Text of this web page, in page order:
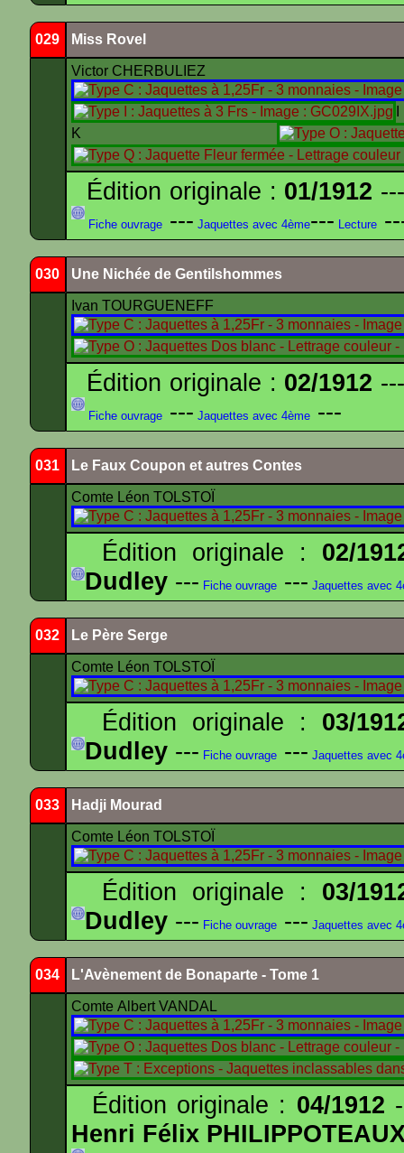
029 Miss Rovel
Victor CHERBULIEZ
K
Édition originale : 01/1912
Fiche ouvrage --- Jaquettes avec 4ème--- Lecture
030 Une Nichée de Gentilshommes
Ivan TOURGUENEFF
Édition originale : 02/1912
Fiche ouvrage --- Jaquettes avec 4ème ---
031 Le Faux Coupon et autres Contes
Comte Léon TOLSTOÏ
Édition originale : 02/
Dudley --- Fiche ouvrage --- Jaquettes avec
032 Le Père Serge
Comte Léon TOLSTOÏ
Édition originale : 03/
Dudley --- Fiche ouvrage --- Jaquettes avec
033 Hadji Mourad
Comte Léon TOLSTOÏ
Édition originale : 03/
Dudley --- Fiche ouvrage --- Jaquettes avec
034 L'Avènement de Bonaparte - Tome 1
Comte Albert VANDAL
Édition originale : 04/1912
Henri Félix